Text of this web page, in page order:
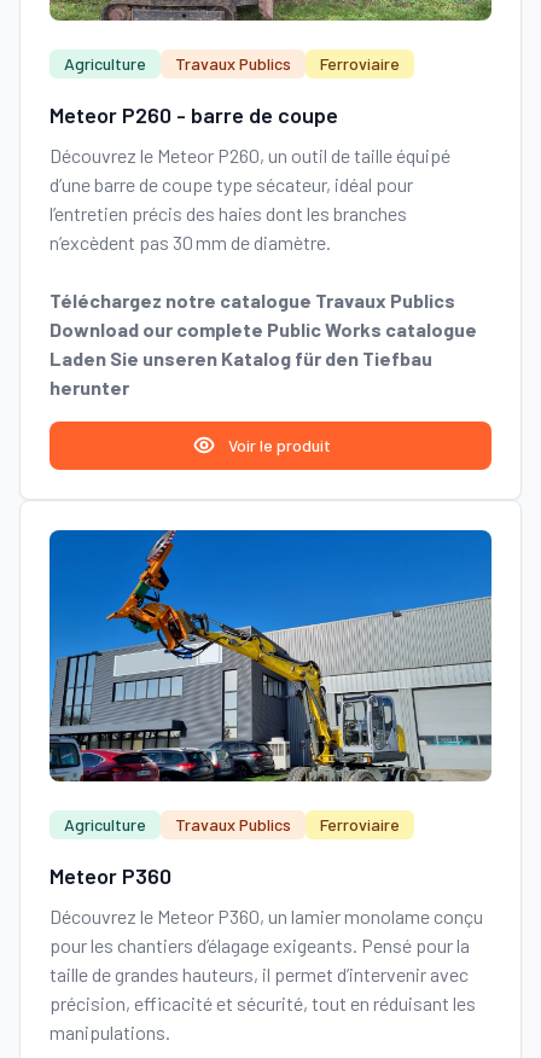
Agriculture Travaux Publics Ferroviaire
Meteor P260 - barre de coupe
Découvrez le Meteor P260, un outil de taille équipé
d’une barre de coupe type sécateur, idéal pour
l’entretien précis des haies dont les branches
n’excèdent pas 30 mm de diamètre.
Téléchargez notre catalogue Travaux Publics
Download our complete Public Works catalogue
Laden Sie unseren Katalog für den Tiefbau
herunter
Voir le produit
Agriculture Travaux Publics Ferroviaire
Meteor P360
Découvrez le Meteor P360, un lamier monolame conçu
pour les chantiers d’élagage exigeants. Pensé pour la
taille de grandes hauteurs, il permet d’intervenir avec
précision, efficacité et sécurité, tout en réduisant les
manipulations.